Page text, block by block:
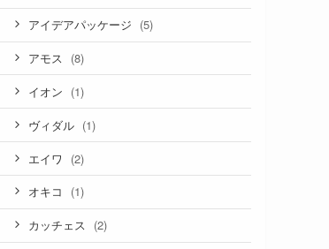
アイデアパッケージ (5)
アモス (8)
イオン (1)
ヴィダル (1)
エイワ (2)
オキコ (1)
カッチェス (2)